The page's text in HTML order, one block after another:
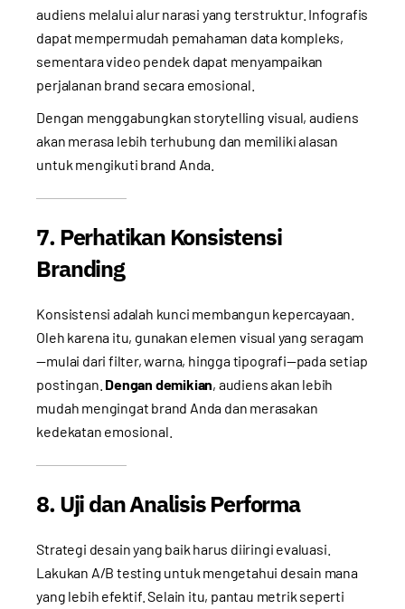
audiens melalui alur narasi yang terstruktur. Infografis
dapat mempermudah pemahaman data kompleks,
sementara video pendek dapat menyampaikan
perjalanan brand secara emosional.
Dengan menggabungkan storytelling visual, audiens
akan merasa lebih terhubung dan memiliki alasan
untuk mengikuti brand Anda.
7. Perhatikan Konsistensi
Branding
Konsistensi adalah kunci membangun kepercayaan.
Oleh karena itu, gunakan elemen visual yang seragam
—mulai dari filter, warna, hingga tipografi—pada setiap
postingan. Dengan demikian, audiens akan lebih
mudah mengingat brand Anda dan merasakan
kedekatan emosional.
8. Uji dan Analisis Performa
Strategi desain yang baik harus diiringi evaluasi.
Lakukan A/B testing untuk mengetahui desain mana
yang lebih efektif. Selain itu, pantau metrik seperti